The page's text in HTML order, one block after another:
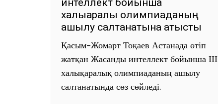
интеллект бойынша
халықаралық олимпиаданың
ашылу салтанатына қатысты
Қасым-Жомарт Тоқаев Астанада өтіп
жатқан Жасанды интеллект бойынша ІІІ
халықаралық олимпиаданың ашылу
салтанатында сөз сөйледі.